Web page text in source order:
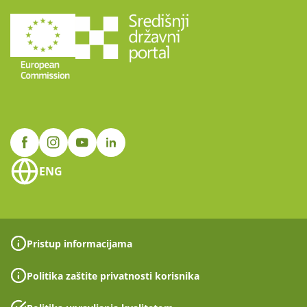
ENG
Pristup informacijama
Politika zaštite privatnosti korisnika